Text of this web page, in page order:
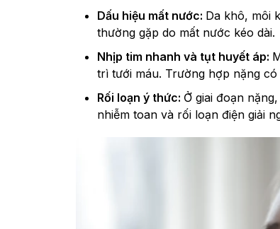
Dấu hiệu mất nước: Da khô, môi
thường gặp do mất nước kéo dài.
Nhịp tim nhanh và tụt huyết áp:
trì tưới máu. Trường hợp nặng
Rối loạn ý thức: Ở giai đoạn
nhiễm toan và rối loạn điện giải